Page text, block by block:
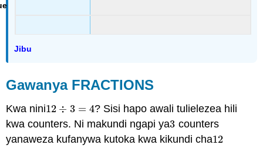
Jibu
Gawanya FRACTIONS
Kwa nini12 ÷ 3 = 4
12 ÷3 = 4
? Sisi hapo awali tulielezea hili
kwa counters. Ni makundi ngapi ya3
3 counters
yanaweza kufanywa kutoka kwa kikundi cha12
12